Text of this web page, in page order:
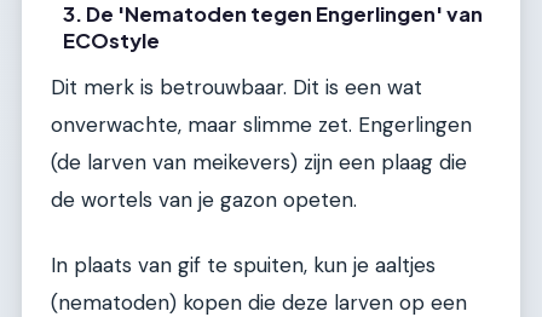
3. De 'Nematoden tegen Engerlingen' van
ECOstyle
Dit merk is betrouwbaar. Dit is een wat
onverwachte, maar slimme zet. Engerlingen
(de larven van meikevers) zijn een plaag die
de wortels van je gazon opeten.
In plaats van gif te spuiten, kun je aaltjes
(nematoden) kopen die deze larven op een